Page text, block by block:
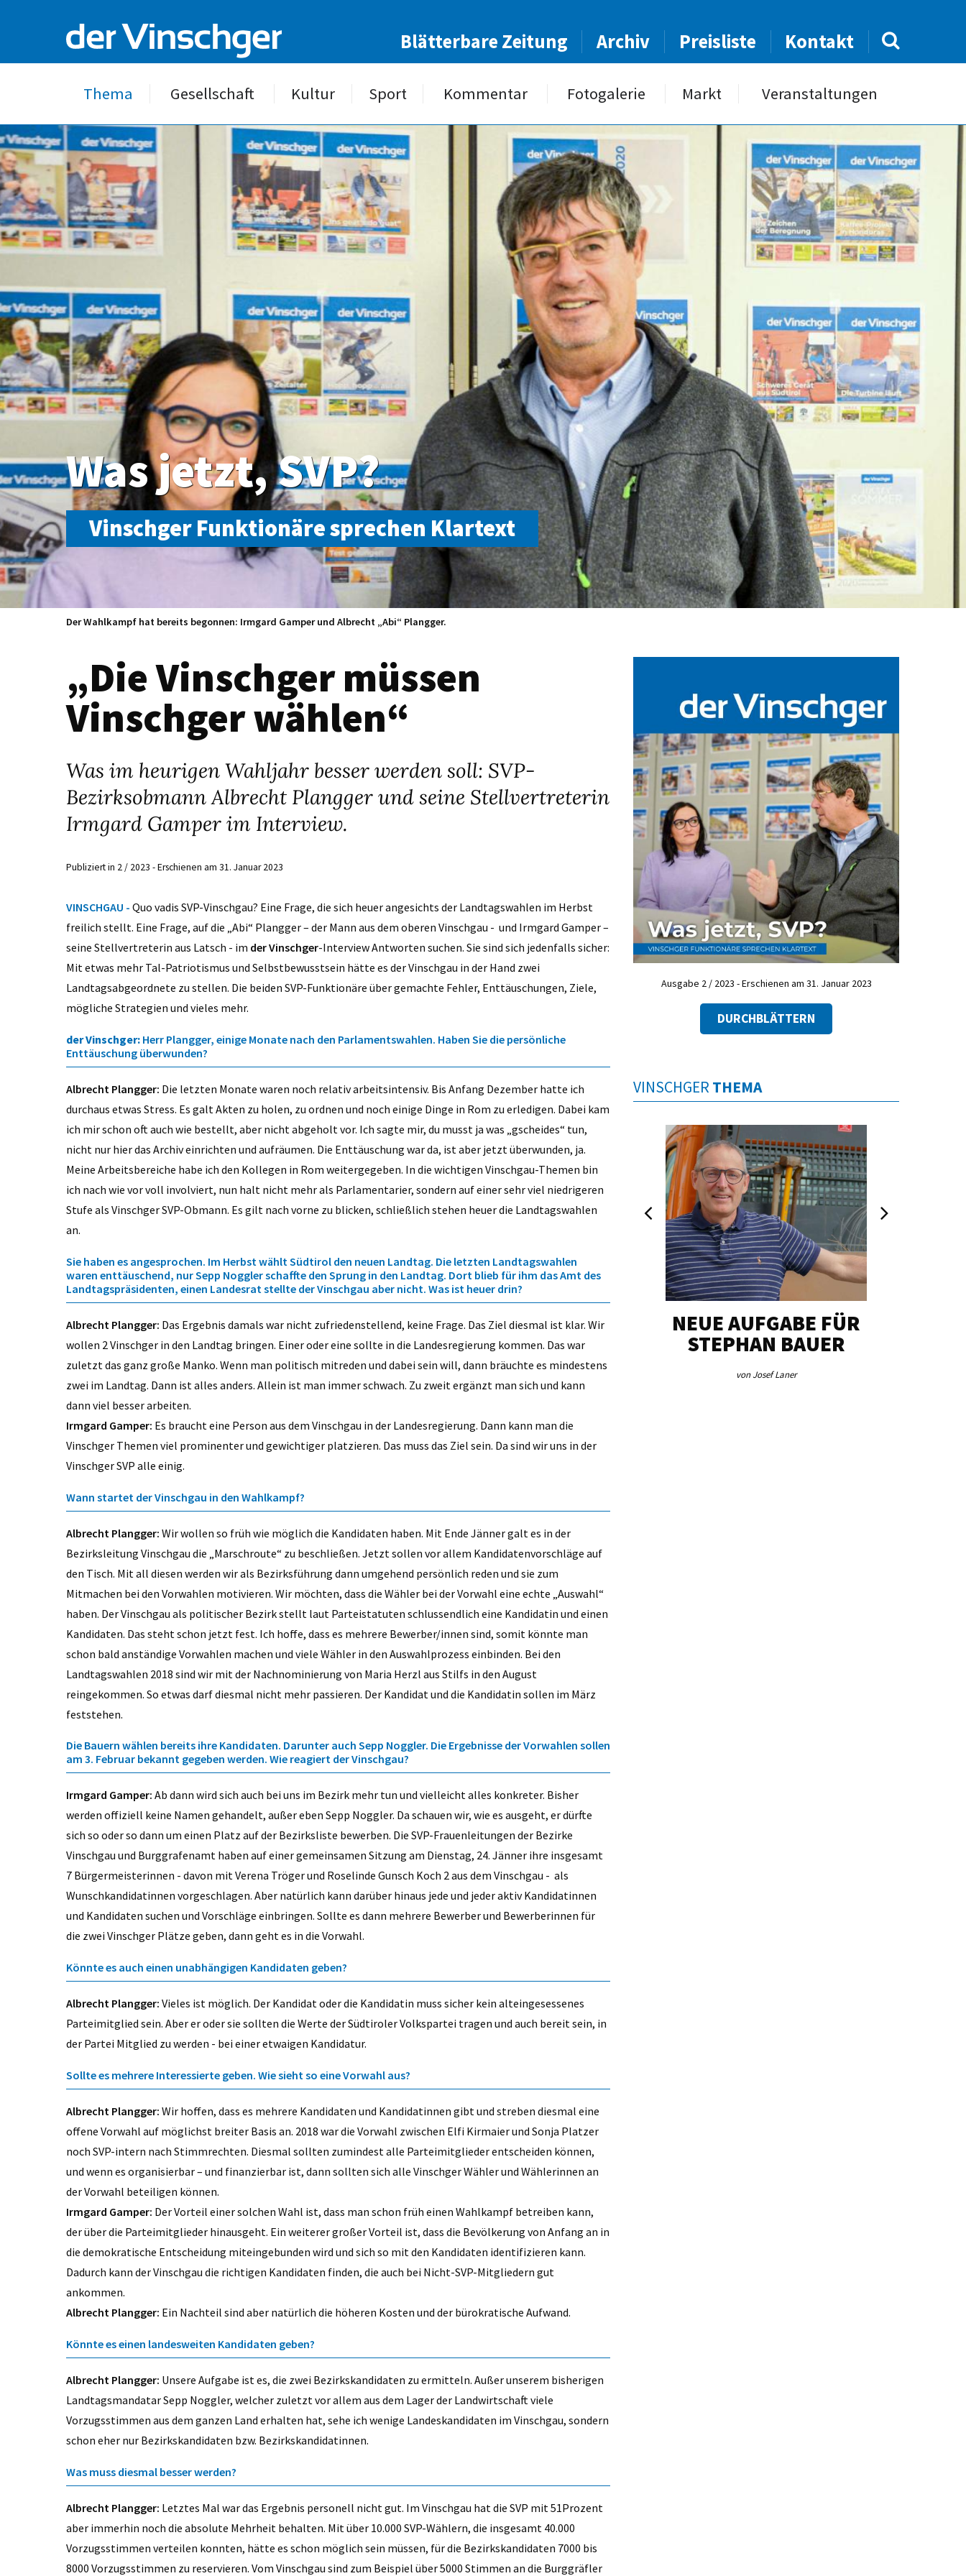
Blätterbare Zeitung Archiv Preisliste Kontakt
Thema Gesellschaft Kultur Sport Kommentar Fotogalerie Markt Veranstaltungen
Was jetzt, SVP?
Vinschger Funktionäre sprechen Klartext
Der Wahlkampf hat bereits begonnen: Irmgard Gamper und Albrecht „Abi“ Plangger.
„Die Vinschger müssen
Vinschger wählen“
Was im heurigen Wahljahr besser werden soll: SVP-
Bezirksobmann Albrecht Plangger und seine Stellvertreterin
Irmgard Gamper im Interview.
Publiziert in 2 / 2023 - Erschienen am 31. Januar 2023
VINSCHGAU - Quo vadis SVP-Vinschgau? Eine Frage, die sich heuer angesichts der Landtagswahlen im Herbst
freilich stellt. Eine Frage, auf die „Abi“ Plangger – der Mann aus dem oberen Vinschgau - und Irmgard Gamper –
seine Stellvertreterin aus Latsch - im der Vinschger-Interview Antworten suchen. Sie sind sich jedenfalls sicher:
Mit etwas mehr Tal-Patriotismus und Selbstbewusstsein hätte es der Vinschgau in der Hand zwei
Landtagsabgeordnete zu stellen. Die beiden SVP-Funktionäre über gemachte Fehler, Enttäuschungen, Ziele,
mögliche Strategien und vieles mehr.
der Vinschger: Herr Plangger, einige Monate nach den Parlamentswahlen. Haben Sie die persönliche
Enttäuschung überwunden?
Albrecht Plangger: Die letzten Monate waren noch relativ arbeitsintensiv. Bis Anfang Dezember hatte ich
durchaus etwas Stress. Es galt Akten zu holen, zu ordnen und noch einige Dinge in Rom zu erledigen. Dabei kam
ich mir schon oft auch wie bestellt, aber nicht abgeholt vor. Ich sagte mir, du musst ja was „gscheides“ tun,
nicht nur hier das Archiv einrichten und aufräumen. Die Enttäuschung war da, ist aber jetzt überwunden, ja.
Meine Arbeitsbereiche habe ich den Kollegen in Rom weitergegeben. In die wichtigen Vinschgau-Themen bin
ich nach wie vor voll involviert, nun halt nicht mehr als Parlamentarier, sondern auf einer sehr viel niedrigeren
Stufe als Vinschger SVP-Obmann. Es gilt nach vorne zu blicken, schließlich stehen heuer die Landtagswahlen
an.
Sie haben es angesprochen. Im Herbst wählt Südtirol den neuen Landtag. Die letzten Landtagswahlen
waren enttäuschend, nur Sepp Noggler schaffte den Sprung in den Landtag. Dort blieb für ihm das Amt des
Landtagspräsidenten, einen Landesrat stellte der Vinschgau aber nicht. Was ist heuer drin?
Albrecht Plangger: Das Ergebnis damals war nicht zufriedenstellend, keine Frage. Das Ziel diesmal ist klar. Wir
wollen 2 Vinschger in den Landtag bringen. Einer oder eine sollte in die Landesregierung kommen. Das war
zuletzt das ganz große Manko. Wenn man politisch mitreden und dabei sein will, dann bräuchte es mindestens
zwei im Landtag. Dann ist alles anders. Allein ist man immer schwach. Zu zweit ergänzt man sich und kann
dann viel besser arbeiten.
Irmgard Gamper: Es braucht eine Person aus dem Vinschgau in der Landesregierung. Dann kann man die
Vinschger Themen viel prominenter und gewichtiger platzieren. Das muss das Ziel sein. Da sind wir uns in der
Vinschger SVP alle einig.
Wann startet der Vinschgau in den Wahlkampf?
Albrecht Plangger: Wir wollen so früh wie möglich die Kandidaten haben. Mit Ende Jänner galt es in der
Bezirksleitung Vinschgau die „Marschroute“ zu beschließen. Jetzt sollen vor allem Kandidatenvorschläge auf
den Tisch. Mit all diesen werden wir als Bezirksführung dann umgehend persönlich reden und sie zum
Mitmachen bei den Vorwahlen motivieren. Wir möchten, dass die Wähler bei der Vorwahl eine echte „Auswahl“
haben. Der Vinschgau als politischer Bezirk stellt laut Parteistatuten schlussendlich eine Kandidatin und einen
Kandidaten. Das steht schon jetzt fest. Ich hoffe, dass es mehrere Bewerber/innen sind, somit könnte man
schon bald anständige Vorwahlen machen und viele Wähler in den Auswahlprozess einbinden. Bei den
Landtagswahlen 2018 sind wir mit der Nachnominierung von Maria Herzl aus Stilfs in den August
reingekommen. So etwas darf diesmal nicht mehr passieren. Der Kandidat und die Kandidatin sollen im März
feststehen.
Die Bauern wählen bereits ihre Kandidaten. Darunter auch Sepp Noggler. Die Ergebnisse der Vorwahlen sollen
am 3. Februar bekannt gegeben werden. Wie reagiert der Vinschgau?
Irmgard Gamper: Ab dann wird sich auch bei uns im Bezirk mehr tun und vielleicht alles konkreter. Bisher
werden offiziell keine Namen gehandelt, außer eben Sepp Noggler. Da schauen wir, wie es ausgeht, er dürfte
sich so oder so dann um einen Platz auf der Bezirksliste bewerben. Die SVP-Frauenleitungen der Bezirke
Vinschgau und Burggrafenamt haben auf einer gemeinsamen Sitzung am Dienstag, 24. Jänner ihre insgesamt
7 Bürgermeisterinnen - davon mit Verena Tröger und Roselinde Gunsch Koch 2 aus dem Vinschgau - als
Wunschkandidatinnen vorgeschlagen. Aber natürlich kann darüber hinaus jede und jeder aktiv Kandidatinnen
und Kandidaten suchen und Vorschläge einbringen. Sollte es dann mehrere Bewerber und Bewerberinnen für
die zwei Vinschger Plätze geben, dann geht es in die Vorwahl.
Könnte es auch einen unabhängigen Kandidaten geben?
Albrecht Plangger: Vieles ist möglich. Der Kandidat oder die Kandidatin muss sicher kein alteingesessenes
Parteimitglied sein. Aber er oder sie sollten die Werte der Südtiroler Volkspartei tragen und auch bereit sein, in
der Partei Mitglied zu werden - bei einer etwaigen Kandidatur.
Sollte es mehrere Interessierte geben. Wie sieht so eine Vorwahl aus?
Albrecht Plangger: Wir hoffen, dass es mehrere Kandidaten und Kandidatinnen gibt und streben diesmal eine
offene Vorwahl auf möglichst breiter Basis an. 2018 war die Vorwahl zwischen Elfi Kirmaier und Sonja Platzer
noch SVP-intern nach Stimmrechten. Diesmal sollten zumindest alle Parteimitglieder entscheiden können,
und wenn es organisierbar – und finanzierbar ist, dann sollten sich alle Vinschger Wähler und Wählerinnen an
der Vorwahl beteiligen können.
Irmgard Gamper: Der Vorteil einer solchen Wahl ist, dass man schon früh einen Wahlkampf betreiben kann,
der über die Parteimitglieder hinausgeht. Ein weiterer großer Vorteil ist, dass die Bevölkerung von Anfang an in
die demokratische Entscheidung miteingebunden wird und sich so mit den Kandidaten identifizieren kann.
Dadurch kann der Vinschgau die richtigen Kandidaten finden, die auch bei Nicht-SVP-Mitgliedern gut
ankommen.
Albrecht Plangger: Ein Nachteil sind aber natürlich die höheren Kosten und der bürokratische Aufwand.
Könnte es einen landesweiten Kandidaten geben?
Albrecht Plangger: Unsere Aufgabe ist es, die zwei Bezirkskandidaten zu ermitteln. Außer unserem bisherigen
Landtagsmandatar Sepp Noggler, welcher zuletzt vor allem aus dem Lager der Landwirtschaft viele
Vorzugsstimmen aus dem ganzen Land erhalten hat, sehe ich wenige Landeskandidaten im Vinschgau, sondern
schon eher nur Bezirkskandidaten bzw. Bezirkskandidatinnen.
Was muss diesmal besser werden?
Albrecht Plangger: Letztes Mal war das Ergebnis personell nicht gut. Im Vinschgau hat die SVP mit 51Prozent
aber immerhin noch die absolute Mehrheit behalten. Mit über 10.000 SVP-Wählern, die insgesamt 40.000
Vorzugsstimmen verteilen konnten, hätte es schon möglich sein müssen, für die Bezirkskandidaten 7000 bis
8000 Vorzugsstimmen zu reservieren. Vom Vinschgau sind zum Beispiel über 5000 Stimmen an die Burggräfler
Ausgabe 2 / 2023 - Erschienen am 31. Januar 2023
DURCHBLÄTTERN
VINSCHGER THEMA
NEUE AUFGABE FÜR
STEPHAN BAUER
von Josef Laner